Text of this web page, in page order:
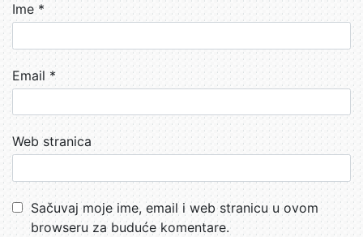
Ime*
Email*
Web stranica
Sačuvaj moje ime, email i web stranicu u ovom
browseru za buduće komentare.